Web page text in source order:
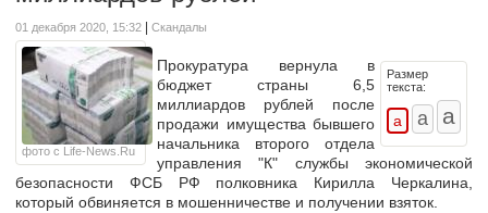
01 декабря 2020, 15:32 Скандалы
фото с Life-News.Ru
Размер
текста:
Прокуратура вернула в
бюджет страны 6,5
миллиардов рублей после
продажи имущества бывшего
начальника второго отдела
управления "К" службы экономической
безопасности ФСБ РФ полковника Кирилла Черкалина,
который обвиняется в мошенничестве и получении взяток.